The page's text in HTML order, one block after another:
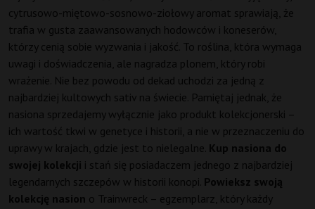
cytrusowo-miętowo-sosnowo-ziołowy aromat sprawiają, że
trafia w gusta zaawansowanych hodowców i koneserów,
którzy cenią sobie wyzwania i jakość. To roślina, która wymaga
uwagi i doświadczenia, ale nagradza plonem, który robi
wrażenie. Nie bez powodu od dekad uchodzi za jedną z
najbardziej kultowych sativ na świecie. Pamiętaj jednak, że
nasiona sprzedajemy wyłącznie jako produkt kolekcjonerski –
ich wartość tkwi w genetyce i historii, a nie w przeznaczeniu do
uprawy w krajach, gdzie jest to nielegalne. Kup nasiona do
swojej kolekcji i stań się posiadaczem jednego z najbardziej
legendarnych szczepów w historii konopi. Powieksz swoją
kolekcję nasion o Trainwreck – egzemplarz, który każdy